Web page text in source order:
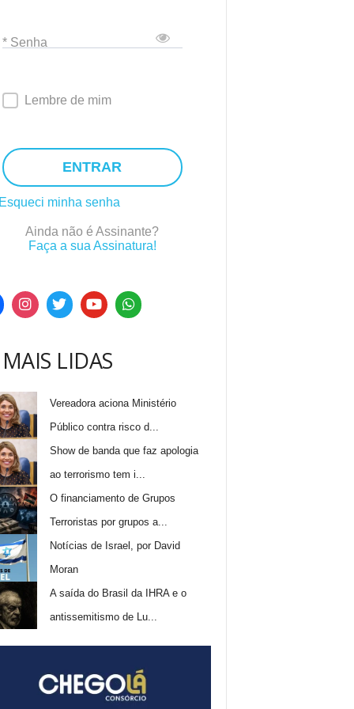
* Senha
Lembre de mim
ENTRAR
minha senha
Ainda não é Assinante?
Faça a sua Assinatura!
LIDAS
Vereadora aciona Ministério
Público contra risco d...
Show de banda que faz apologia
ao terrorismo tem i...
O financiamento de Grupos
Terroristas por grupos a...
Notícias de Israel, por David
Moran
A saída do Brasil da IHRA e o
antissemitismo de Lu...